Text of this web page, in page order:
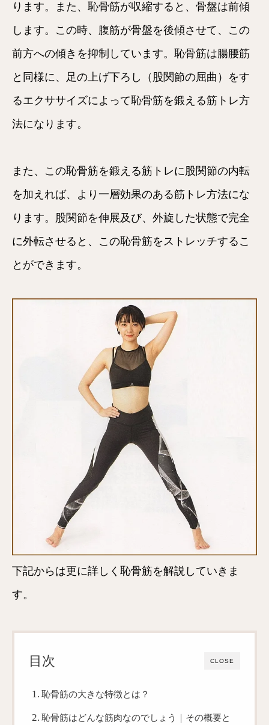
ります。また、恥骨筋が収縮すると、骨盤は前傾
します。この時、腹筋が骨盤を後傾させて、この
前方への傾きを抑制しています。恥骨筋は腸腰筋
と同様に、足の上げ下ろし（股関節の屈曲）をす
るエクササイズによって恥骨筋を鍛える筋トレ方
法になります。
また、この恥骨筋を鍛える筋トレに股関節の内転
を加えれば、より一層効果のある筋トレ方法にな
ります。股関節を伸展及び、外旋した状態で完全
に外転させると、この恥骨筋をストレッチするこ
とができます。
下記からは更に詳しく恥骨筋を解説していきま
す。
CLOSE
目次
恥骨筋の大きな特徴とは？
恥骨筋はどんな筋肉なのでしょう｜その概要と